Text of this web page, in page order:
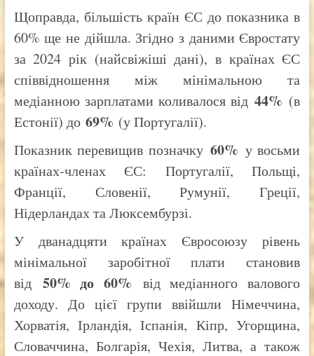
Щоправда, більшість країн ЄС до показника в
60% ще не дійшла. Згідно з даними Євростату
за 2024 рік (найсвіжіші дані), в країнах ЄС
співвідношення між мінімальною та
медіанною зарплатами коливалося від44% (в
Естонії) до 69% (у Португалії).
Показник перевищив позначку 60% у восьми
країнах-членах ЄС: Португалії, Польщі,
Франції, Словенії, Румунії, Греції,
Нідерландах та Люксембурзі.
У дванадцяти країнах Євросоюзу рівень
мінімальної заробітної плати становив
від 50% до 60% від медіанного валового
доходу. До цієї групи ввійшли Німеччина,
Хорватія, Ірландія, Іспанія, Кіпр, Угорщина,
Словаччина, Болгарія, Чехія, Литва, а також